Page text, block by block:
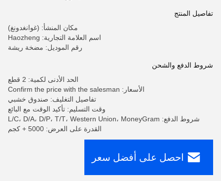
تفاصيل المنتج
مكان المنشأ: (غوانغدونغ)
اسم العلامة التجارية: Haozheng
رقم الموديل: مضخة ريشة
شروط الدفع والشحن
الحد الأدنى لكمية: 2 قطع
الأسعار: Confirm the price with the salesman
تفاصيل التغليف: صندوق خشبي
وقت التسليم: تأكيد الوقت مع البائع
شروط الدفع: L/C، D/A، D/P، T/T، Western Union، MoneyGram
القدرة على العرض: 5000 + كجم
احصل على أفضل سعر